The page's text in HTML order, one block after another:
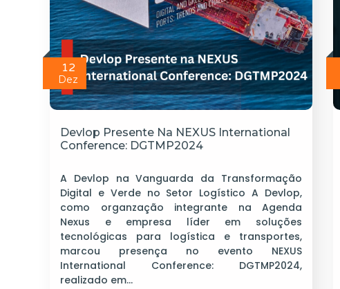
12
Dez
Devlop Presente Na NEXUS International
Conference: DGTMP2024
A Devlop na Vanguarda da Transformação
Digital e Verde no Setor Logístico A Devlop,
como organzação integrante na Agenda
Nexus e empresa líder em soluções
tecnológicas para logística e transportes,
marcou presença no evento NEXUS
International Conference: DGTMP2024,
realizado em…